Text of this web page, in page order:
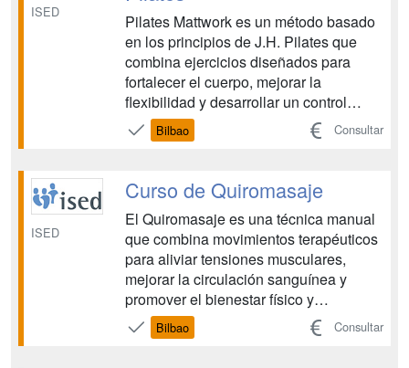
ISED
Pilates Mattwork es un método basado
en los principios de J.H. Pilates que
combina ejercicios diseñados para
fortalecer el cuerpo, mejorar la
flexibilidad y desarrollar un control
completo del movimiento. Este enfoque
es esencial para quienes buscan
prevenir lesiones y mejorar la calidad
de vida. Este curso of...
Bilbao Consultar
ISED
Curso de Quiromasaje
El Quiromasaje es una técnica manual
que combina movimientos terapéuticos
para aliviar tensiones musculares,
mejorar la circulación sanguínea y
promover el bienestar físico y
emocional. El curso de Quiromasaje de
ISED, te capacitará para trabajar en
Bilbao Consultar